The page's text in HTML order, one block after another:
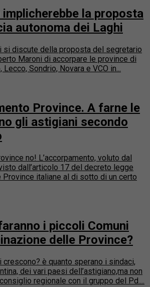
implicherebbe la proposta
autonoma dei Laghi
si discute della proposta del segretario
Maroni di accorpare le province di
Lecco, Sondrio, Novara e VCO in...
Province. A farne le
gli astigiani secondo
no! L’accorpamento, voluto dal
dall’articolo 17 del decreto legge
italiane al di sotto di un certo
i piccoli Comuni
delle Province?
crescono? è quanto sperano i sindaci,
dei vari paesi dell’astigiano,ma non
regionale con il gruppo del Pd....